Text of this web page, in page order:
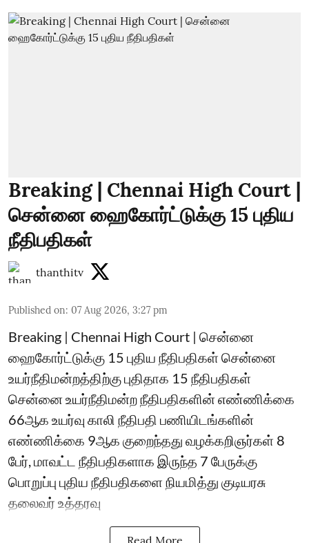
Breaking | Chennai High Court |
சென்னை ஹைகோர்ட்டுக்கு 15 புதிய
நீதிபதிகள்
thanthitv
Published on: 07 Aug 2026, 3:27 pm
Breaking | Chennai High Court | சென்னை
ஹைகோர்ட்டுக்கு 15 புதிய நீதிபதிகள் சென்னை
உயர்நீதிமன்றத்திற்கு புதிதாக 15 நீதிபதிகள்
சென்னை உயர்நீதிமன்ற நீதிபதிகளின் எண்ணிக்கை
66ஆக உயர்வு காலி நீதிபதி பணியிடங்களின்
எண்ணிக்கை 9ஆக குறைந்தது வழக்கறிஞர்கள் 8
பேர், மாவட்ட நீதிபதிகளாக இருந்த 7 பேருக்கு
பொறுப்பு புதிய நீதிபதிகளை நியமித்து குடியரசு
தலைவர் உத்தரவு
Read More